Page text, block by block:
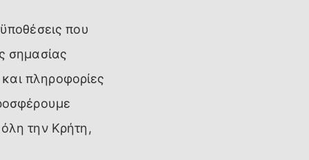
που
σημασίας
πληροφορίες
την Κρήτη,